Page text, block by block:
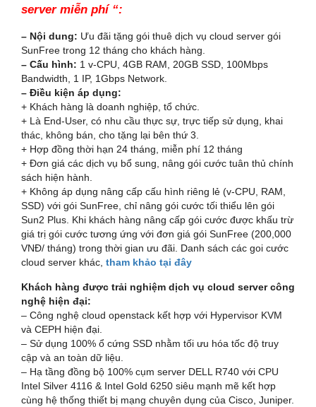
server miễn phí “:
– Nội dung: Ưu đãi tặng gói thuê dịch vụ cloud server gói
SunFree trong 12 tháng cho khách hàng.
– Cấu hình: 1 v-CPU, 4GB RAM, 20GB SSD, 100Mbps
Bandwidth, 1 IP, 1Gbps Network.
– Điều kiện áp dụng:
+ Khách hàng là doanh nghiệp, tổ chức.
+ Là End-User, có nhu cầu thực sự, trực tiếp sử dụng, khai
thác, không bán, cho tặng lại bên thứ 3.
+ Hợp đồng thời hạn 24 tháng, miễn phí 12 tháng
+ Đơn giá các dịch vụ bổ sung, nâng gói cước tuân thủ chính
sách hiện hành.
+ Không áp dụng nâng cấp cấu hình riêng lẻ (v-CPU, RAM,
SSD) với gói SunFree, chỉ nâng gói cước tối thiểu lên gói
Sun2 Plus. Khi khách hàng nâng cấp gói cước được khấu trừ
giá trị gói cước tương ứng với đơn giá gói SunFree (200,000
VNĐ/ tháng) trong thời gian ưu đãi. Danh sách các goi cước
cloud server khác, tham khảo tại đây
Khách hàng được trải nghiệm dịch vụ cloud server công
nghệ hiện đại:
– Công nghệ cloud openstack kết hợp với Hypervisor KVM
và CEPH hiện đại.
– Sử dụng 100% ổ cứng SSD nhằm tối ưu hóa tốc độ truy
cập và an toàn dữ liệu.
– Hạ tầng đồng bộ 100% cụm server DELL R740 với CPU
Intel Silver 4116 & Intel Gold 6250 siêu mạnh mẽ kết hợp
cùng hệ thống thiết bị mạng chuyên dụng của Cisco, Juniper.